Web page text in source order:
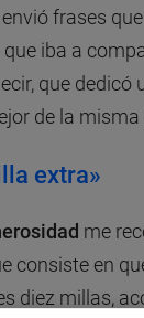
frases
iba a
que dedicó
de la
extra»
me
consiste en
diez millas,